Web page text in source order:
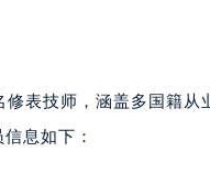
内蒙古自治区呼和浩特
甘肃省兰州市七里河区
修表技师，涵盖多国籍
息如下：